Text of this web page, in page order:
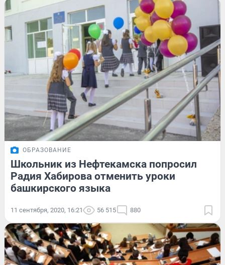
ОБРАЗОВАНИЕ
Школьник из Нефтекамска попросил
Радия Хабирова отменить уроки
башкирского языка
11 сентября, 2020, 16:21 56 515 880